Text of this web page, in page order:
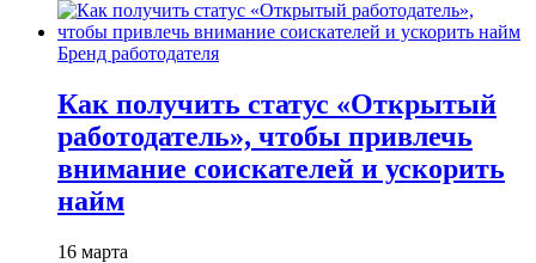
Бренд работодателя
Как получить статус «Открытый
работодатель», чтобы привлечь
внимание соискателей и ускорить
найм
16 марта